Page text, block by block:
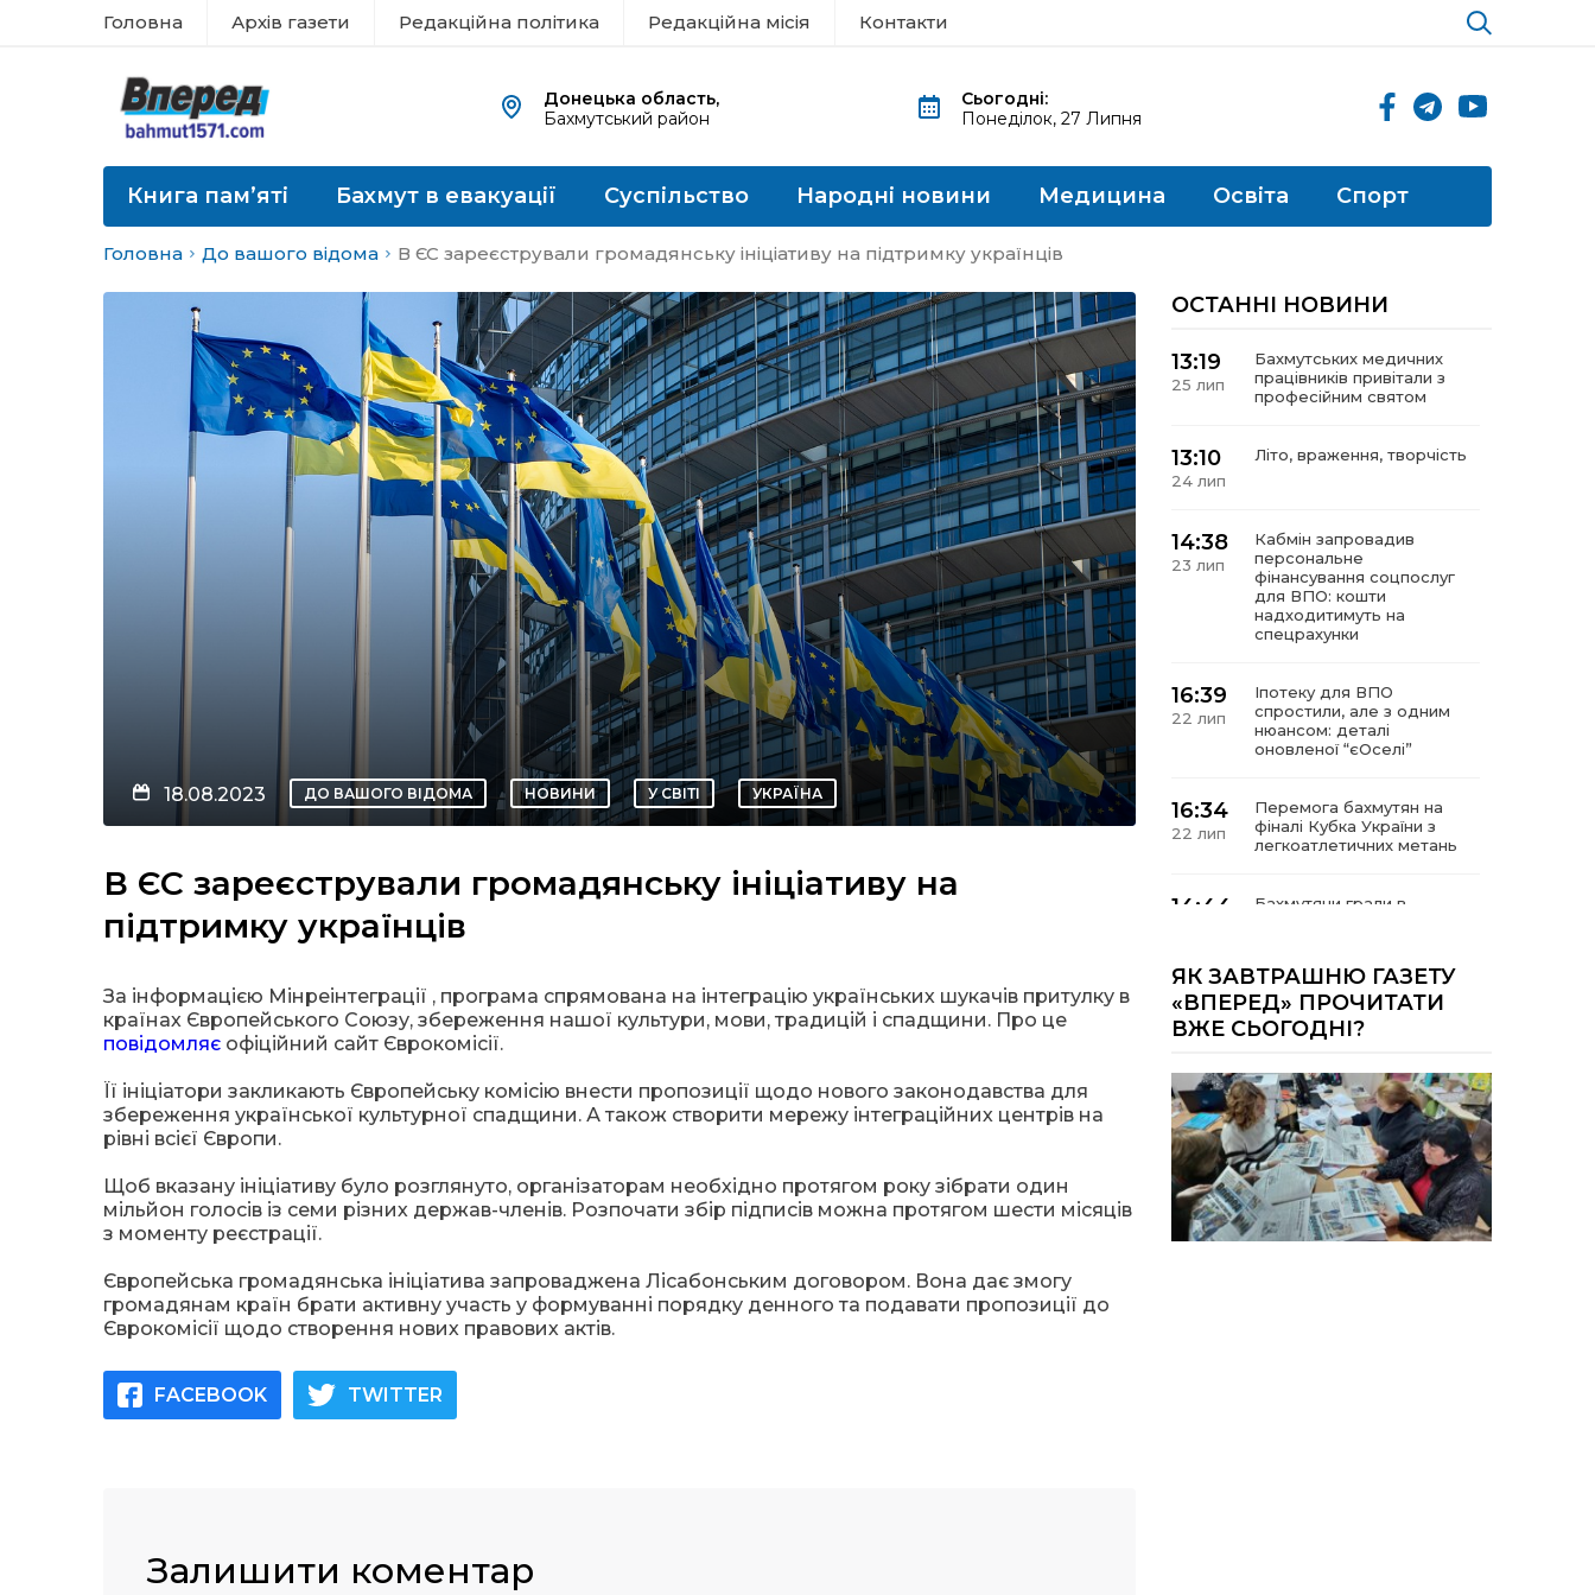
Головна Архів газети Редакційна політика Редакційна місія Контакти
Донецька область,
Бахмутський район
Сьогодні:
Понеділок, 27 Липня
Книга пам’яті Бахмут в евакуації Суспільство Народні новини Медицина Освіта Спорт
Головна До вашого відома В ЄС зареєстрували громадянську ініціативу на підтримку українців
18.08.2023 ДО ВАШОГО ВІДОМА НОВИНИ У СВІТІ УКРАЇНА
В ЄС зареєстрували громадянську ініціативу на
підтримку українців
За інформацією Мінреінтеграції , програма спрямована на інтеграцію українських шукачів притулку в
країнах Європейського Союзу, збереження нашої культури, мови, традицій і спадщини. Про це
повідомляє офіційний сайт Єврокомісії.
Її ініціатори закликають Європейську комісію внести пропозиції щодо нового законодавства для
збереження української культурної спадщини. А також створити мережу інтеграційних центрів на
рівні всієї Європи.
Щоб вказану ініціативу було розглянуто, організаторам необхідно протягом року зібрати один
мільйон голосів із семи різних держав-членів. Розпочати збір підписів можна протягом шести місяців
з моменту реєстрації.
Європейська громадянська ініціатива запроваджена Лісабонським договором. Вона дає змогу
громадянам країн брати активну участь у формуванні порядку денного та подавати пропозиції до
Єврокомісії щодо створення нових правових актів.
FACEBOOK TWITTER
Залишити коментар
ОСТАННІ НОВИНИ
13:19
25 лип
Бахмутських медичних
працівників привітали з
професійним святом
13:10
24 лип
Літо, враження, творчість
14:38
23 лип
Кабмін запровадив
персональне
фінансування соцпослуг
для ВПО: кошти
надходитимуть на
спецрахунки
16:39
22 лип
Іпотеку для ВПО
спростили, але з одним
нюансом: деталі
оновленої “єОселі”
16:34
22 лип
Перемога бахмутян на
фіналі Кубка України з
легкоатлетичних метань
14:44
Бахмутяни грали в
13:17
21 лип
Пишіть листи самому
собі, або як уникнути
маніпуляцій без
конфліктів
12:41
20 лип
Коли говорять гармати,
музи не мовчать
12:16
20 лип
Бахмутяни взяли участь у
фестивалі «Ількові
забави»
ЯК ЗАВТРАШНЮ ГАЗЕТУ
«ВПЕРЕД» ПРОЧИТАТИ
ВЖЕ СЬОГОДНІ?